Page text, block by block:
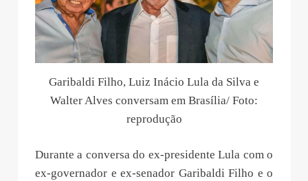
Garibaldi Filho, Luiz Inácio Lula da Silva e
Walter Alves conversam em Brasília/ Foto:
reprodução
Durante a conversa do ex-presidente Lula com o
ex-governador e ex-senador Garibaldi Filho e o